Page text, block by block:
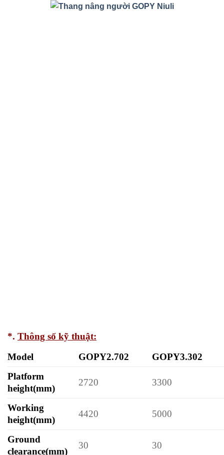
*. Thông số kỹ thuật:
Model
GOPY2.702
GOPY3.302
Platform
height(mm)
2720 3300
Working
height(mm)
4420 5000
Ground
clearance(mm)
30 30